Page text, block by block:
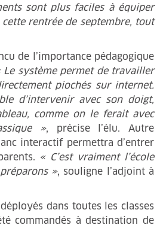
sont plus faciles à équiper
cette rentrée de septembre, tout
de l’importance pédagogique
Le système permet de travailler
piochés sur internet.
d’intervenir avec son doigt,
comme on le ferait avec
», précise l’élu. Autre
interactif permettra d’entrer
« C’est vraiment l’école
», souligne l’adjoint à
dans toutes les classes
commandés à destination de